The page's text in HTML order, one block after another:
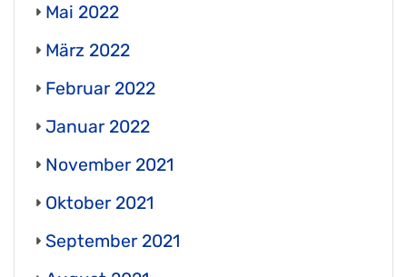
Mai 2022
März 2022
Februar 2022
Januar 2022
November 2021
Oktober 2021
September 2021